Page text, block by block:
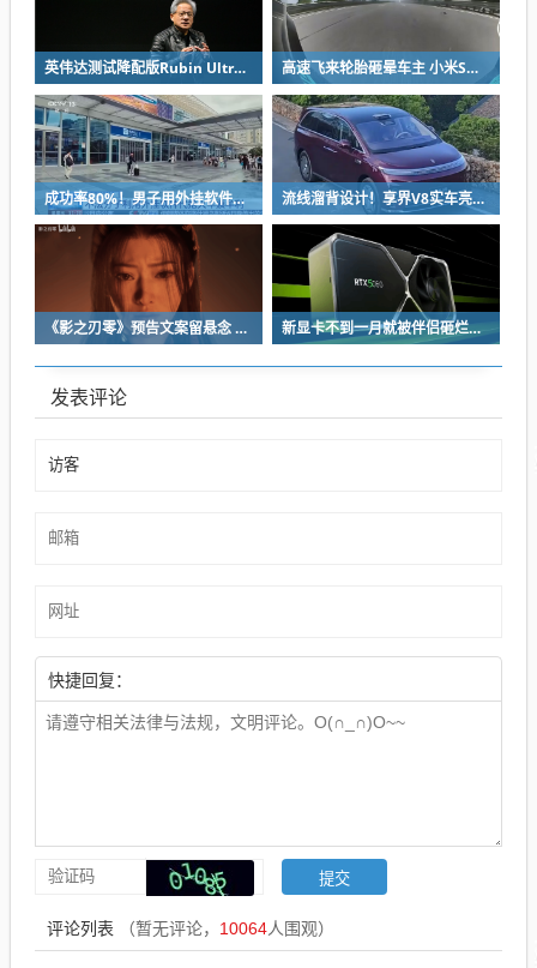
英伟达测试降配版Rubin Ultra GPU：HBM短缺下芯片厂商如何破局 高速飞来轮胎砸晕车主 小米SU7自动断电呼叫120 全程半小时救回一命
成功率80%！男子用外挂软件抢12306火车票：牟利2万多被判刑 流线溜背设计！享界V8实车亮相：增程版最大续航339km
《影之刃零》预告文案留悬念 玩家：要反向跳票 新显卡不到一月就被伴侣砸烂：小哥哀叹如此脆弱
发表评论
快捷回复：
评论列表 （暂无评论， 10064人围观）